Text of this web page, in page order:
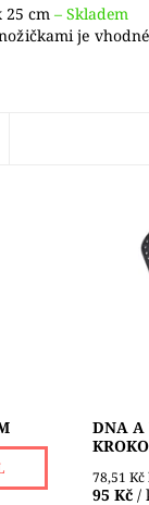
25 cm – Skladem
je
Dno z
šňůr
DNA A
78,51 Kč
95 Kč /